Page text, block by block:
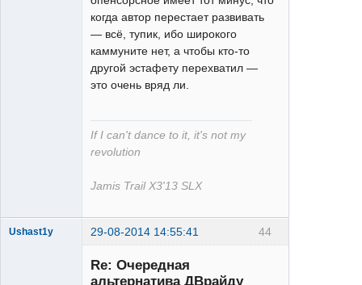
когда автор перестает развивать
— всё, тупик, ибо широкого
каммуните нет, а чтобы кто-то
другой эстафету перехватил —
это очень вряд ли.
If I can't dance to it, it's not my
revolution
Jamis Trail X3'13 SLX
44
Ushast1y 29-08-2014 14:55:41
Re: Очередная
альтернатива ДВрайду